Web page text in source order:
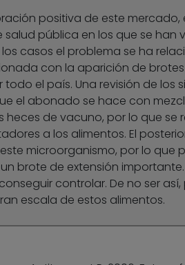
positiva de este mercado,
pública en los que se han
los casos el problema se ha
con la aparición de
todo el país. Una revisión de los
el abonado se hace con
heces de vacuno, por lo que
a los alimentos. El
microorganismo, por lo
brote de extensión
controlar. De no ser
escala de estos alimentos.